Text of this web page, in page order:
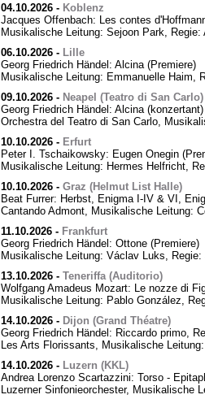
04.10.2026- Koblenz
Jacques Offenbach: Les contes
Musikalische Leitung: Sejoon Park, Regie:
06.10.2026- Lille
Georg Friedrich Händel: Alcina (Premiere)
Musikalische Leitung: Emmanuelle Haim,
09.10.2026- Neapel (Teatro di San Carlo)
Georg Friedrich Händel: Alcina (konzertant)
Orchestra del Teatro di San Carlo,
10.10.2026- Erfurt
Peter I. Tschaikowsky: Eugen Onegin
Musikalische Leitung: Hermes Helfricht,
10.10.2026- Graz (Helmut List Halle)
Beat Furrer: Herbst, Enigma I-IV & VI,
Cantando Admont, Musikalische Leitung:
11.10.2026- Frankfurt
Georg Friedrich Händel: Ottone (Premiere)
Musikalische Leitung: Václav Luks,
13.10.2026- Teneriffa (Auditorio)
Wolfgang Amadeus Mozart: Le nozze di
Musikalische Leitung: Pablo González,
14.10.2026- Dijon (Grand Théatre)
Georg Friedrich Händel: Riccardo primo,
Les Arts Florissants, Musikalische
14.10.2026- Luzern (KKL)
Andrea Lorenzo Scartazzini: Torso -
Luzerner Sinfonieorchester, Musikalische